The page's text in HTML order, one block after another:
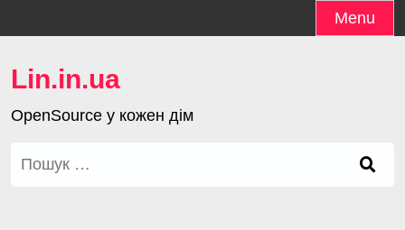
to
Menu
Lin.in.ua
OpenSource у кожен дім
Пошук: